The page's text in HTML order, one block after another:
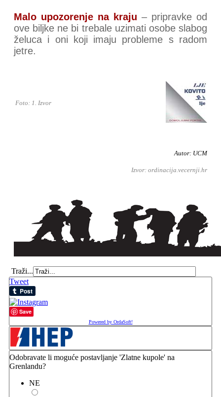
Malo upozorenje na kraju – pripravke od
ove biljke ne bi trebale uzimati osobe slabog
želuca i oni koji imaju probleme s radom
jetre.
Foto: 1. Izvor
Autor: UCM
Izvor: ordinacija.vecernji.hr
Traži...
Tweet
Save
Powered by OrdaSoft!
Odobravate li moguće postavljanje 'Zlatne kupole' na
Grenlandu?
NE